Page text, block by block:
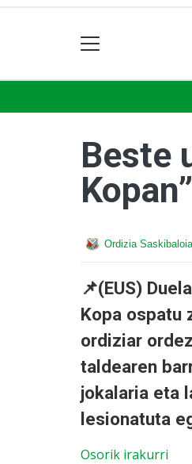
Beste
Ordizia Saskibaloia
📌(EUS)
Kopa ospatu
ordiziar
taldearen
jokalaria eta
lesionatuta
Osorik irakurri